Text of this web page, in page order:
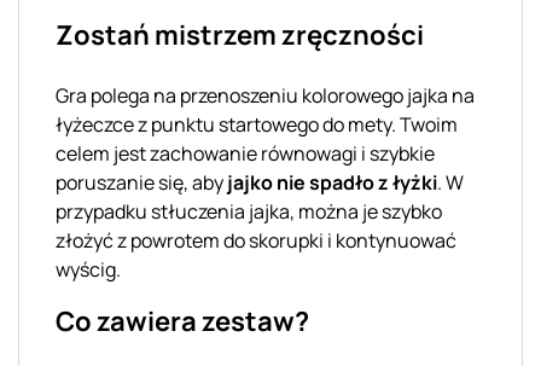
Zostań mistrzem zręczności
Gra polega na przenoszeniu kolorowego jajka na
łyżeczce z punktu startowego do mety. Twoim
celem jest zachowanie równowagi i szybkie
poruszanie się, abyjajko nie spadło z łyżki. W
przypadku stłuczenia jajka, można je szybko
złożyć z powrotem do skorupki i kontynuować
wyścig.
Co zawiera zestaw?